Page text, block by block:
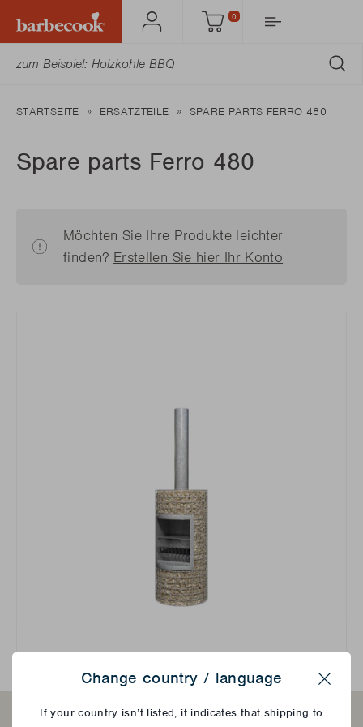
Mein
Einkaufswagen
0
STARTSEITE ERSATZTEILE SPARE PARTS FERRO 480
Spare parts Ferro 480
Möchten Sie Ihre Produkte leichter
finden? Erstellen Sie hier Ihr Konto
Change country / language
If your country isn’t listed, it indicates that shipping to
Close